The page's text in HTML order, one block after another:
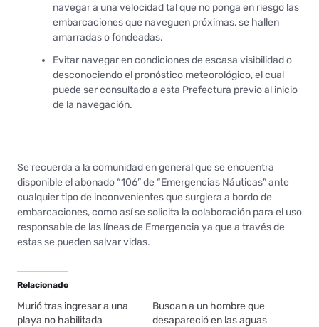
navegar a una velocidad tal que no ponga en riesgo las
embarcaciones que naveguen próximas, se hallen
amarradas o fondeadas.
Evitar navegar en condiciones de escasa visibilidad o
desconociendo el pronóstico meteorológico, el cual
puede ser consultado a esta Prefectura previo al inicio
de la navegación.
Se recuerda a la comunidad en general que se encuentra
disponible el abonado “106” de “Emergencias Náuticas” ante
cualquier tipo de inconvenientes que surgiera a bordo de
embarcaciones, como así se solicita la colaboración para el uso
responsable de las líneas de Emergencia ya que a través de
estas se pueden salvar vidas.
Relacionado
Murió tras ingresar a una
playa no habilitada
Buscan a un hombre que
desapareció en las aguas